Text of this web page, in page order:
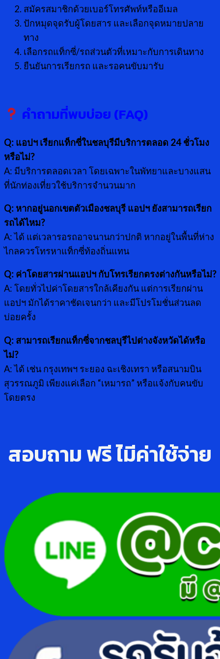
สมัครสมาชิกด้วยเบอร์โทรศัพท์หรืออีเมล
ปักหมุดจุดรับผู้โดยสาร และเลือกจุดหมายปลาย
ทาง
เลือกรถแท็กซี่/รถส่วนตัวที่เหมาะกับการเดินทาง
ยืนยันการเรียกรถ และรอคนขับมารับ
คำถามที่พบบ่อย (FAQ)
Q: แอปฯ เรียกแท็กซี่ในชลบุรีมีบริการตลอด 24 ชั่วโมง
หรือไม่?
A: มีบริการตลอดเวลา โดยเฉพาะในพัทยาและบางแสน
ที่นักท่องเที่ยวใช้บริการจำนวนมาก
Q: หากอยู่นอกเขตตัวเมืองชลบุรี แอปฯ ยังสามารถเรียก
รถได้ไหม?
A: ได้ แต่เวลารอรถอาจนานกว่าปกติ หากอยู่ในพื้นที่ห่าง
ไกลควรโทรหาแท็กซี่ท้องถิ่นแทน
Q: ค่าโดยสารผ่านแอปฯ กับโทรเรียกตรงต่างกันหรือไม่?
A: โดยทั่วไปค่าโดยสารใกล้เคียงกัน แต่การเรียกผ่าน
แอปฯ มักได้ราคาชัดเจนกว่า และมีโปรโมชั่นส่วนลด
บ่อยครั้ง
Q: สามารถเรียกแท็กซี่จากชลบุรีไปต่างจังหวัดได้หรือ
ไม่?
A: ได้ เช่น กรุงเทพฯ ระยอง ฉะเชิงเทรา หรือสนามบิน
สุวรรณภูมิ เพียงแค่เลือก “เหมารถ” หรือแจ้งกับคนขับ
โดยตรง
สอบถาม ฟรี ไ่มีค่าใช้จ่าย